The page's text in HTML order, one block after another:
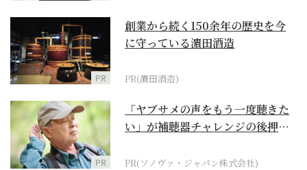
PR
創業から続く150余年の歴史を今
に守っている濵田酒造
PR(濵田酒造)
PR
「ヤブサメの声をもう一度聴きた
い」が補聴器チャレンジの後押し
PR(ソノヴァ・ジャパン株式会社)